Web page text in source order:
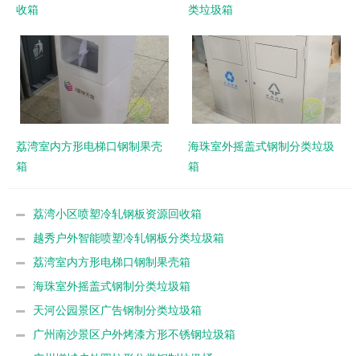
收箱
类垃圾箱
荔湾室内方形电梯口钢制果壳
箱
海珠室外摇盖式钢制分类垃圾
箱
荔湾小区喷塑冷轧钢板资源回收箱
越秀户外智能喷塑冷轧钢板分类垃圾箱
荔湾室内方形电梯口钢制果壳箱
海珠室外摇盖式钢制分类垃圾箱
天河公园景区广告钢制分类垃圾箱
广州南沙景区户外烤漆方形不锈钢垃圾箱